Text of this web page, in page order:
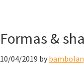
Formas &
10/04/2019 by